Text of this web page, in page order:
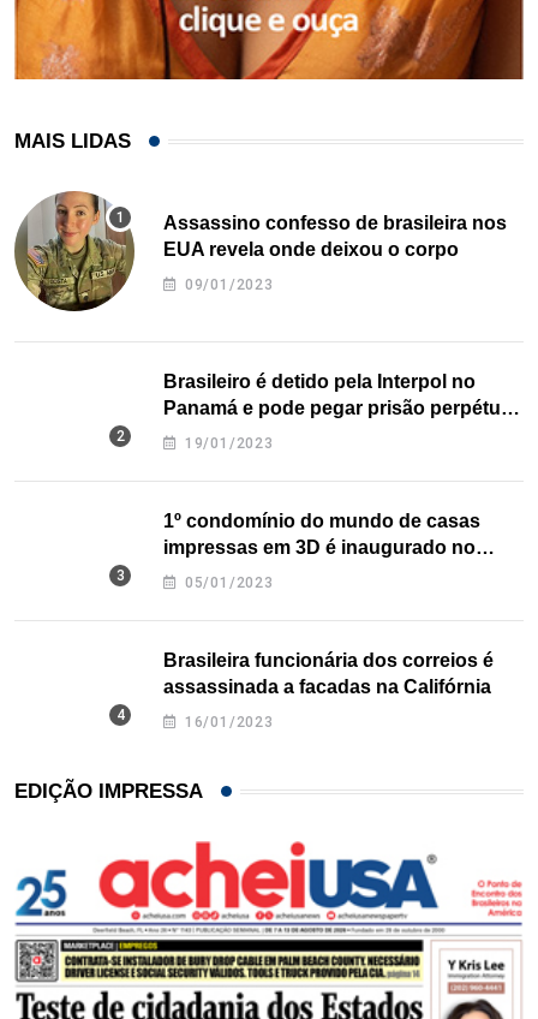
MAIS LIDAS
Assassino confesso de brasileira nos
EUA revela onde deixou o corpo
09/01/2023
Brasileiro é detido pela Interpol no
Panamá e pode pegar prisão perpétua
nos EUA
19/01/2023
1º condomínio do mundo de casas
impressas em 3D é inaugurado no
Texas
05/01/2023
Brasileira funcionária dos correios é
assassinada a facadas na Califórnia
16/01/2023
EDIÇÃO IMPRESSA